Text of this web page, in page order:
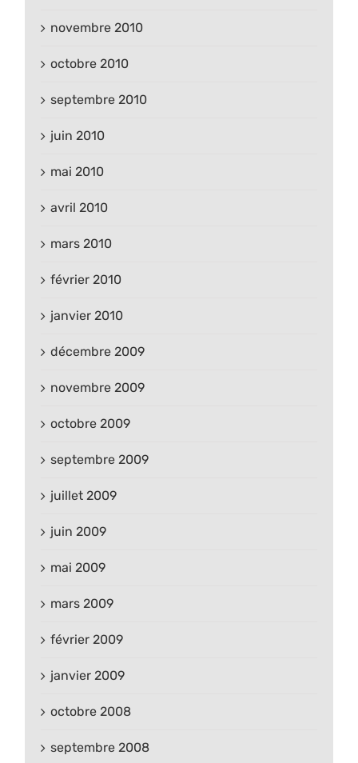
novembre 2010
octobre 2010
septembre 2010
juin 2010
mai 2010
avril 2010
mars 2010
février 2010
janvier 2010
décembre 2009
novembre 2009
octobre 2009
septembre 2009
juillet 2009
juin 2009
mai 2009
mars 2009
février 2009
janvier 2009
octobre 2008
septembre 2008